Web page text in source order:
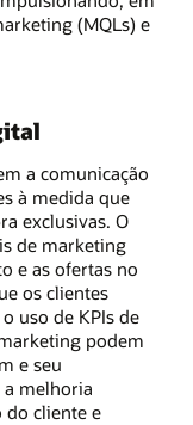
(MQLs) e
a comunicação
à medida que
exclusivas. O
de marketing
e as ofertas no
os clientes
uso de KPIs de
podem
e seu
melhoria
cliente e